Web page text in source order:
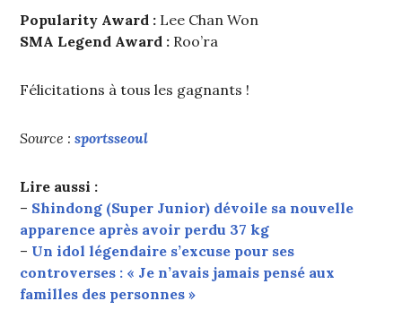
Popularity Award : Lee Chan Won
SMA Legend Award : Roo’ra
Félicitations à tous les gagnants !
Source :sportsseoul
Lire aussi :
– Shindong (Super Junior) dévoile sa nouvelle
apparence après avoir perdu 37 kg
– Un idol légendaire s’excuse pour ses
controverses : « Je n’avais jamais pensé aux
familles des personnes »